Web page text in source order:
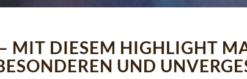
MIT DIESEM HIGHLIGHT
UND